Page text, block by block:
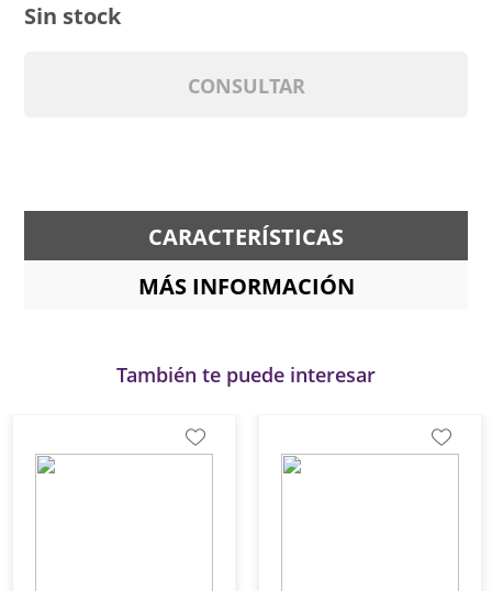
Sin stock
CONSULTAR
CARACTERÍSTICAS
MÁS INFORMACIÓN
También te puede interesar